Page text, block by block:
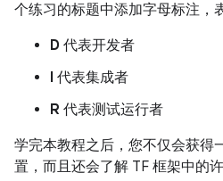
个练习的标题中添加字母标注，
D 代表开发者
I 代表集成者
R 代表测试运行者
学完本教程之后，您不仅会获得
置，而且还会了解 TF 框架中的许